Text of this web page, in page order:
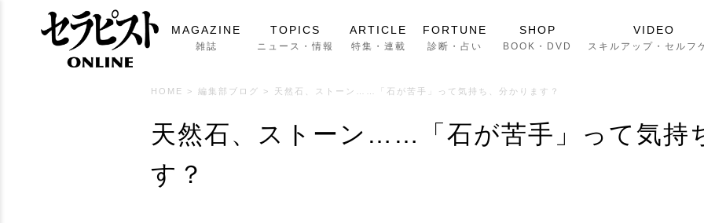
MAGAZINE
雑誌
TOPICS
ニュース・情報
ARTICLE
特集・連載
FORTUNE
診断・占い
SHOP
BOOK・DVD
VIDEO
スキルアップ・セルフ
HOME > 編集部ブログ > 天然石、ストーン……「石が苦手」って気持ち、分かります？
天然石、ストーン……「石が苦手」って気持
す？